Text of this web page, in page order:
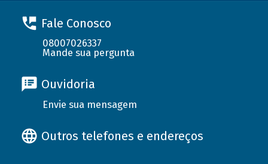
Fale Conosco
08007026337
Mande sua pergunta
Ouvidoria
Envie sua mensagem
Outros telefones e endereços